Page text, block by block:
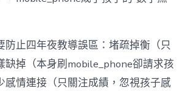
防止四年夜教導誤區：堵疏掉衡（只
缺掉（本身刷mobile_phone卻請求孩
感情連接（只關注成績，忽視孩子感